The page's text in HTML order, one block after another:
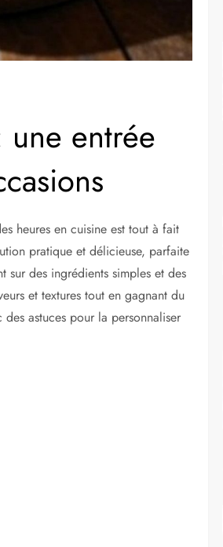
entrée
heures en cuisine est tout à fait
pratique et délicieuse, parfaite
sur des ingrédients simples et des
et textures tout en gagnant du
astuces pour la personnaliser